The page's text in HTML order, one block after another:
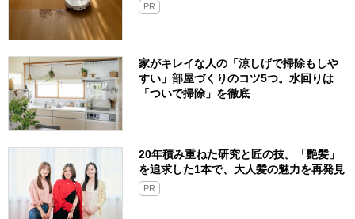
PR
家がキレイな人の「涼しげで掃除もしや
すい」部屋づくりのコツ5つ。水回りは
「ついで掃除」を徹底
20年積み重ねた研究と匠の技。「艶髪」
を追求した1本で、大人髪の魅力を再発見
PR